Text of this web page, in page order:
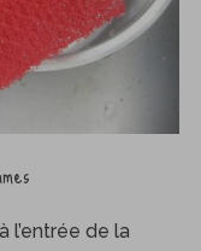
l’entrée de la